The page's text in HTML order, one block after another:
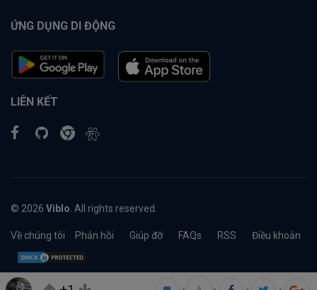
ỨNG DỤNG DI ĐỘNG
LIÊN KẾT
© 2026 Viblo . All rights reserved.
Về chúng tôi Phản hồi Giúp đỡ FAQs RSS Điều khoản